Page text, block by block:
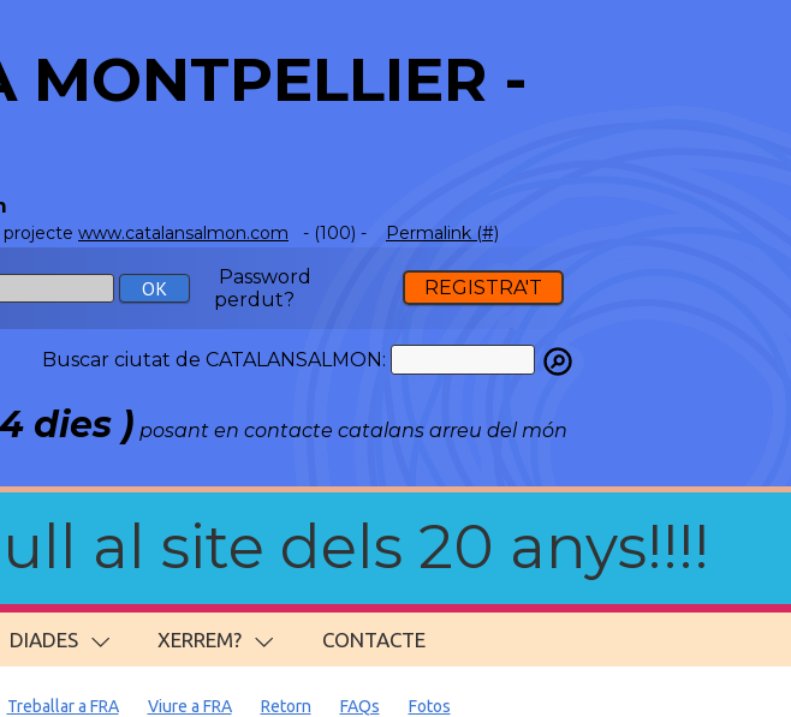
MONTPELLIER -
projecte www.catalansalmon.com - (100) - Permalink (#)
Password
perdut?
REGISTRA'T
Buscar ciutat de CATALANSALMON:
dies ) posant en contacte catalans arreu del món
al site dels 20 anys!!!!
DIADES XERREM? CONTACTE
Treballar a FRA Viure a FRA Retorn FAQs Fotos